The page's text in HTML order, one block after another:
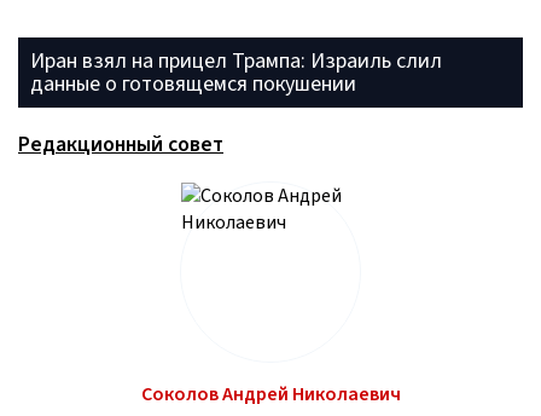
Иран взял на прицел Трампа: Израиль слил
данные о готовящемся покушении
Редакционный совет
Бакакина Мария Владимировна